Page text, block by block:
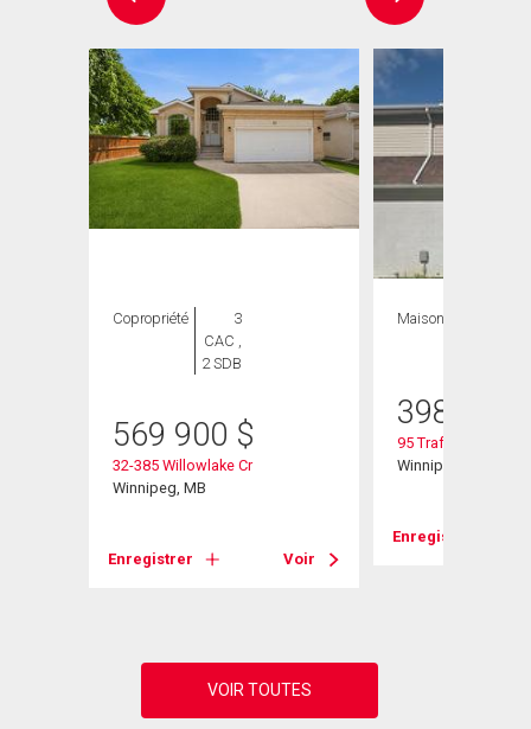
Copropriété
3
CAC ,
2 SDB
569 900 $
32-385 Willowlake Cr
Winnipeg, MB
Enregistrer Voir
Maison
398 900
95 Trafford Park
Winnipeg, MB
Enregistrer